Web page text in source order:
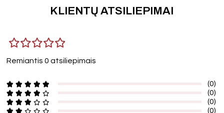
KLIENTŲ ATSILIEPIMAI
Remiantis 0 atsiliepimais
(0)
(0)
(0)
(0)